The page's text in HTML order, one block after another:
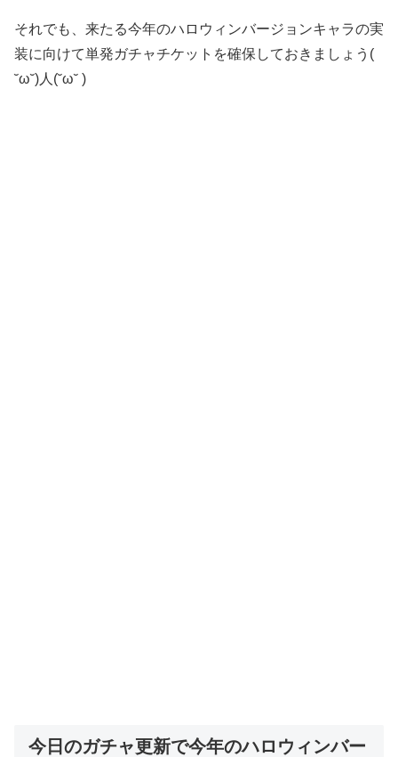
それでも、来たる今年のハロウィンバージョンキャラの実
装に向けて単発ガチャチケットを確保しておきましょう(
˘ω˘)人(˘ω˘ )
今日のガチャ更新で今年のハロウィンバー